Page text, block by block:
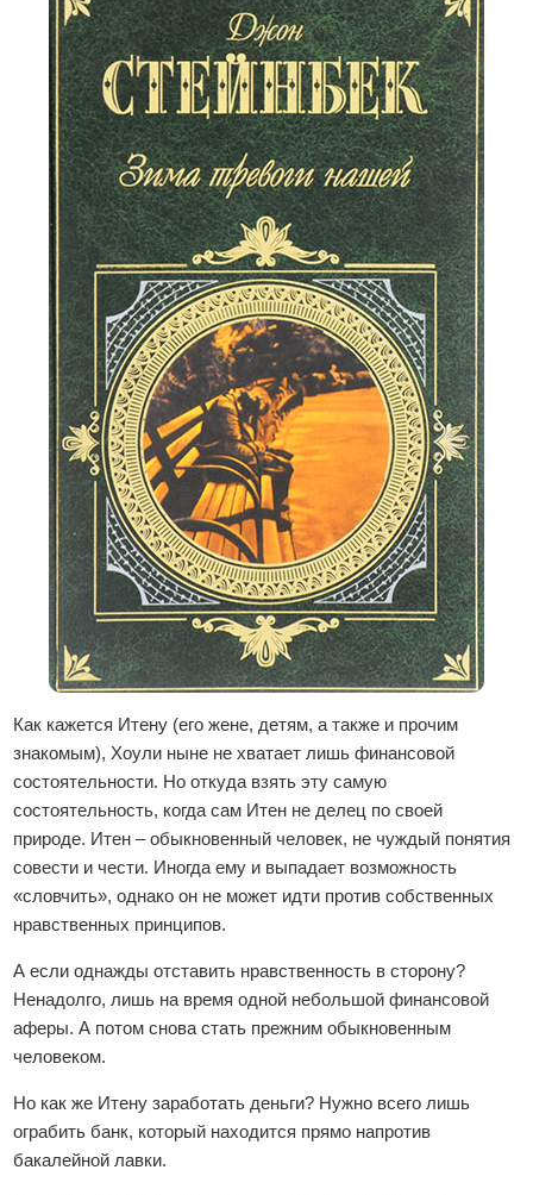
Как кажется Итену (его жене, детям, а также и прочим
знакомым), Хоули ныне не хватает лишь финансовой
состоятельности. Но откуда взять эту самую
состоятельность, когда сам Итен не делец по своей
природе. Итен – обыкновенный человек, не чуждый понятия
совести и чести. Иногда ему и выпадает возможность
«словчить», однако он не может идти против собственных
нравственных принципов.
А если однажды отставить нравственность в сторону?
Ненадолго, лишь на время одной небольшой финансовой
аферы. А потом снова стать прежним обыкновенным
человеком.
Но как же Итену заработать деньги? Нужно всего лишь
ограбить банк, который находится прямо напротив
бакалейной лавки.